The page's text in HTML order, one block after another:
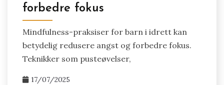
forbedre fokus
Mindfulness-praksiser for barn i idrett kan
betydelig redusere angst og forbedre fokus.
Teknikker som pusteøvelser,
17/07/2025